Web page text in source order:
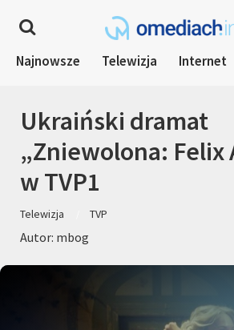
Najnowsze Telewizja Internet
Ukraiński dramat
„Zniewolona: Felix
w TVP1
Telewizja TVP
Autor: mbog